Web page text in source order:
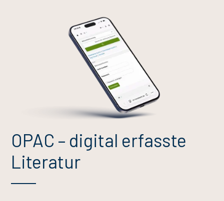
OPAC – digital erfasste
Literatur